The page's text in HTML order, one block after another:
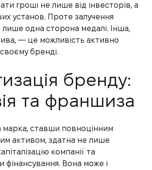
гроші не лише від інвесторів, а
установ. Проте залучення
лише одна сторона медалі. Інша,
— це можливість активно
бренді.
бренду:
та франшиза
марка, ставши повноцінним
активом, здатна не лише
компанії та
фінансування. Вона може і